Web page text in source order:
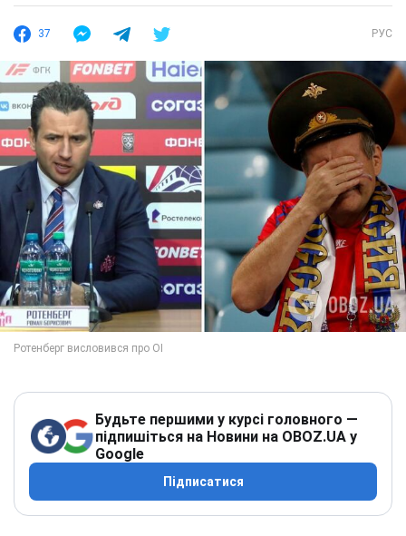
37 РУС
Будьте першими у курсі головного —
підпишіться на Новини на OBOZ.UA у
Google
Підписатися